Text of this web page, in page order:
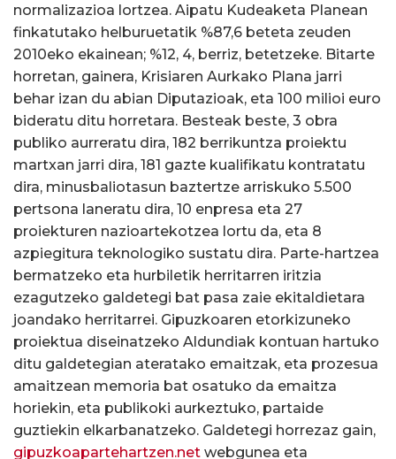
normalizazioa lortzea. Aipatu Kudeaketa Planean
finkatutako helburuetatik %87,6 beteta zeuden
2010eko ekainean; %12, 4, berriz, betetzeke. Bitarte
horretan, gainera, Krisiaren Aurkako Plana jarri
behar izan du abian Diputazioak, eta 100 milioi euro
bideratu ditu horretara. Besteak beste, 3 obra
publiko aurreratu dira, 182 berrikuntza proiektu
martxan jarri dira, 181 gazte kualifikatu kontratatu
dira, minusbaliotasun baztertze arriskuko 5.500
pertsona laneratu dira, 10 enpresa eta 27
proiekturen nazioartekotzea lortu da, eta 8
azpiegitura teknologiko sustatu dira. Parte-hartzea
bermatzeko eta hurbiletik herritarren iritzia
ezagutzeko galdetegi bat pasa zaie ekitaldietara
joandako herritarrei. Gipuzkoaren etorkizuneko
proiektua diseinatzeko Aldundiak kontuan hartuko
ditu galdetegian ateratako emaitzak, eta prozesua
amaitzean memoria bat osatuko da emaitza
horiekin, eta publikoki aurkeztuko, partaide
guztiekin elkarbanatzeko. Galdetegi horrezaz gain,
gipuzkoapartehartzen.net webgunea eta